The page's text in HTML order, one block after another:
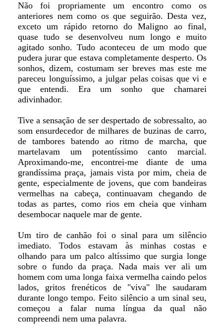
Não foi propriamente um encontro como os
anteriores nem como os que seguirão. Desta vez,
exceto um rápido retorno do Maligno ao final,
quase tudo se desenvolveu num longo e muito
agitado sonho. Tudo aconteceu de um modo que
pudera jurar que estava completamente desperto. Os
sonhos, dizem, costumam ser breves mas este me
pareceu longuíssimo, a julgar pelas coisas que vi e
que entendi. Era um sonho que chamarei
adivinhador.
Tive a sensação de ser despertado de sobressalto, ao
som ensurdecedor de milhares de buzinas de carro,
de tambores batendo ao ritmo de marcha, que
martelavam um potentíssimo canto marcial.
Aproximando-me, encontrei-me diante de uma
grandíssima praça, jamais vista por mim, cheia de
gente, especialmente de jovens, que com bandeiras
vermelhas na cabeça, continuavam chegando de
todas as partes, como rios em cheia que vinham
desembocar naquele mar de gente.
Um tiro de canhão foi o sinal para um silêncio
imediato. Todos estavam às minhas costas e
olhando para um palco altíssimo que surgia longe
sobre o fundo da praça. Nada mais ver ali um
homem com uma longa faixa vermelha caindo pelos
lados, gritos frenéticos de "viva" lhe saudaram
durante longo tempo. Feito silêncio a um sinal seu,
começou a falar numa língua da qual não
compreendi nem uma palavra.